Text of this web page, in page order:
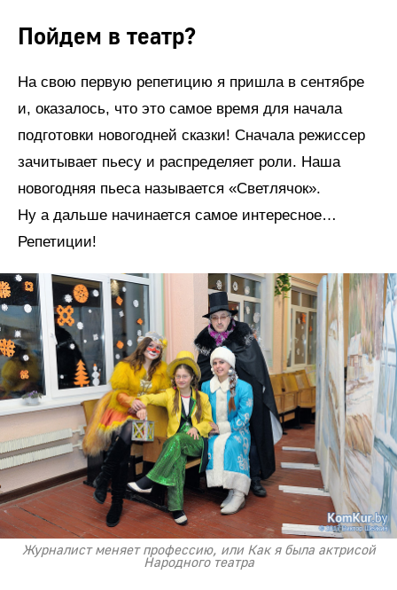
Пойдем в театр?
На свою первую репетицию я пришла в сентябре
и, оказалось, что это самое время для начала
подготовки новогодней сказки! Сначала режиссер
зачитывает пьесу и распределяет роли. Наша
новогодняя пьеса называется «Светлячок».
Ну а дальше начинается самое интересное…
Репетиции!
Журналист меняет профессию, или Как я была актрисой
Народного театра